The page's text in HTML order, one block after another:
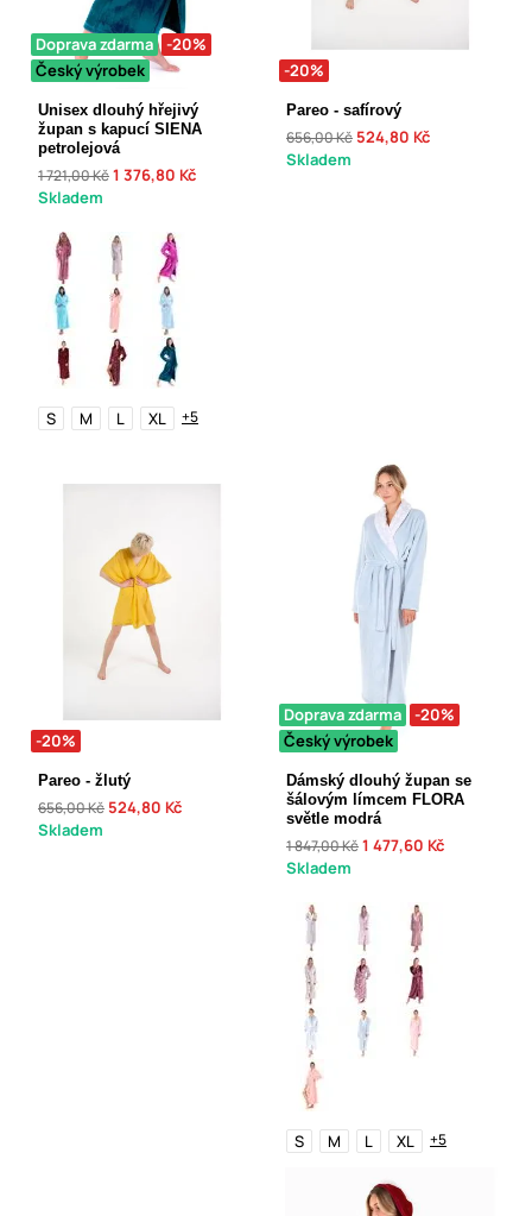
Doprava zdarma
-20%
Český výrobek
Unisex dlouhý hřejivý
župan s kapucí SIENA
petrolejová
1 721,00 Kč1 376,80 Kč
Skladem
S M L XL +5
-20%
Pareo - safírový
656,00 Kč 524,80 Kč
Skladem
-20%
Pareo - žlutý
656,00 Kč 524,80 Kč
Skladem
Doprava zdarma
-20%
Český výrobek
Dámský dlouhý župan se
šálovým límcem FLORA
světle modrá
1 847,00 Kč1 477,60 Kč
Skladem
S M L XL +5